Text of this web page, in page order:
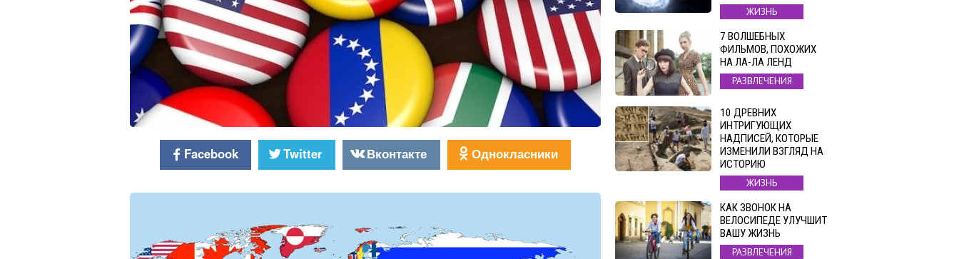
Facebook Twitter Вконтакте Однокласники
ЖИЗНЬ
7 ВОЛШЕБНЫХ
ФИЛЬМОВ, ПОХОЖИХ
НА ЛА-ЛА ЛЕНД
РАЗВЛЕЧЕНИЯ
10 ДРЕВНИХ
ИНТРИГУЮЩИХ
НАДПИСЕЙ, КОТОРЫЕ
ИЗМЕНИЛИ ВЗГЛЯД НА
ИСТОРИЮ
ЖИЗНЬ
КАК ЗВОНОК НА
ВЕЛОСИПЕДЕ УЛУЧШИТ
ВАШУ ЖИЗНЬ
РАЗВЛЕЧЕНИЯ